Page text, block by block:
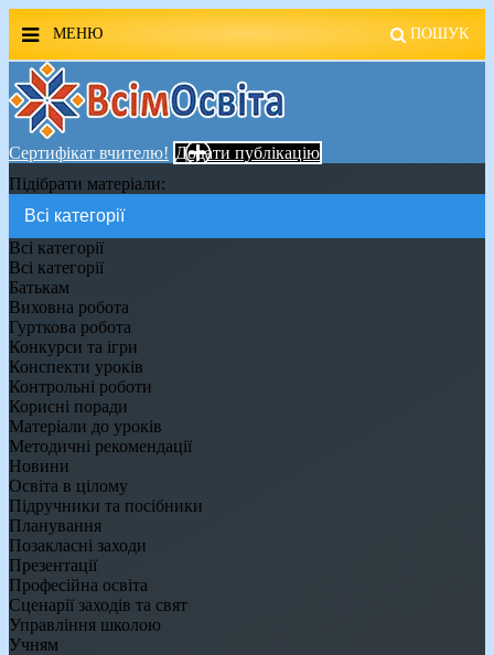
МЕНЮ ПОШУК
ГОЛОВНА
МАГАЗИН ВСІМОСВІТА
СТЕНДИ ВСІМОСВІТА
РЕКЛАМА НА САЙТІ
КОНТАКТИ
ПОШУК
Сертифікат вчителю! Додати публікацію
Підібрати матеріали:
Всі категорії
Всі категорії
Батькам
Виховна робота
Гурткова робота
Конкурси та ігри
Конспекти уроків
Контрольні роботи
Корисні поради
Матеріали до уроків
Методичні рекомендації
Новини
Освіта в цілому
Підручники та посібники
Планування
Позакласні заходи
Презентації
Професійна освіта
Сценарії заходів та свят
Управління школою
Учням